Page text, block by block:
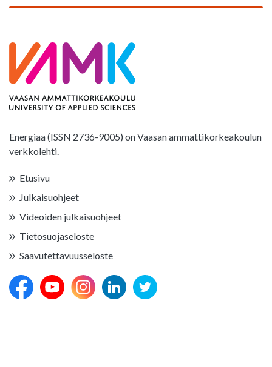
Energiaa (ISSN 2736-9005) on Vaasan ammattikorkeakoulun
verkkolehti.
Etusivu
Julkaisuohjeet
Videoiden julkaisuohjeet
Tietosuojaseloste
Saavutettavuusseloste